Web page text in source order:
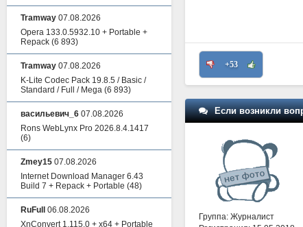
+53
Если возникли
Группа: Журналист
Tramway 07.08.2026
Opera 133.0.5932.10 + Portable +
Repack (6 893)
Tramway 07.08.2026
K-Lite Codec Pack 19.8.5 / Basic /
Standard / Full / Mega (6 893)
васильевич_6 07.08.2026
Rons WebLynx Pro 2026.8.4.1417
(6)
Zmey15 07.08.2026
Internet Download Manager 6.43
Build 7 + Repack + Portable (48)
RuFull
06.08.2026
XnConvert 1.115.0 + x64 + Portable